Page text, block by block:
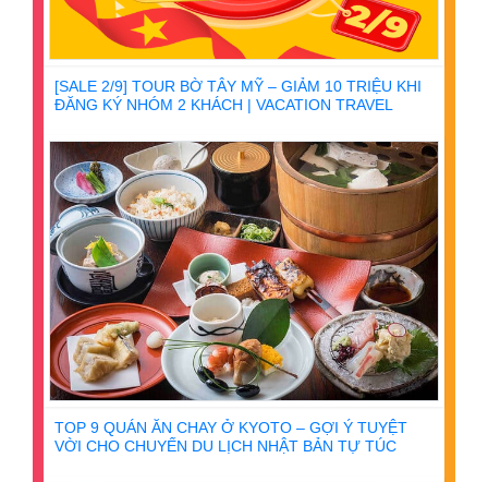
[SALE 2/9] TOUR BỜ TÂY MỸ – GIẢM 10 TRIỆU KHI
ĐĂNG KÝ NHÓM 2 KHÁCH | VACATION TRAVEL
TOP 9 QUÁN ĂN CHAY Ở KYOTO – GỢI Ý TUYỆT
VỜI CHO CHUYẾN DU LỊCH NHẬT BẢN TỰ TÚC